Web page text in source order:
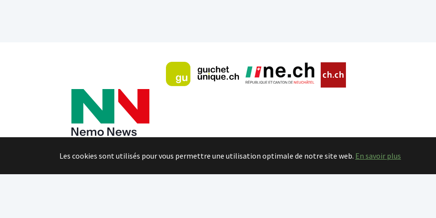
Les cookies sont utilisés pour vous permettre une utilisation optimale de notre site web. En savoir plus